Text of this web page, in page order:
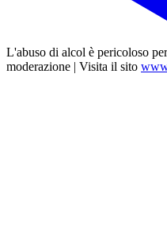
L'abuso di alcol è pericoloso
moderazione | Visita il sito